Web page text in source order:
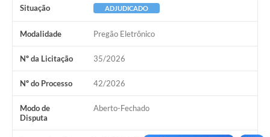
Situação ADJUDICADO
Modalidade Pregão Eletrônico
Nº da Licitação 35/2026
Nº do Processo 42/2026
Modo de
Disputa
Aberto-Fechado